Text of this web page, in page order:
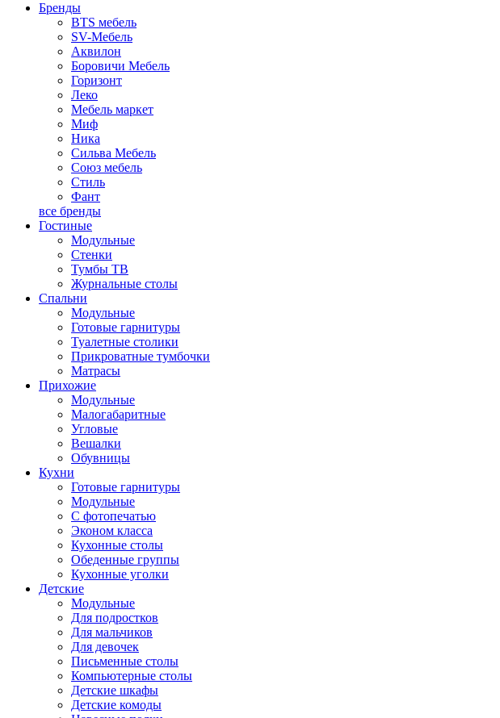
Бренды
BTS мебель
SV-Мебель
Аквилон
Боровичи Мебель
Горизонт
Леко
Мебель маркет
Миф
Ника
Сильва Мебель
Союз мебель
Стиль
Фант
все бренды
Гостиные
Модульные
Стенки
Тумбы ТВ
Журнальные столы
Спальни
Модульные
Готовые гарнитуры
Туалетные столики
Прикроватные тумбочки
Матрасы
Прихожие
Модульные
Малогабаритные
Угловые
Вешалки
Обувницы
Кухни
Готовые гарнитуры
Модульные
С фотопечатью
Эконом класса
Кухонные столы
Обеденные группы
Кухонные уголки
Детские
Модульные
Для подростков
Для мальчиков
Для девочек
Письменные столы
Компьютерные столы
Детские шкафы
Детские комоды